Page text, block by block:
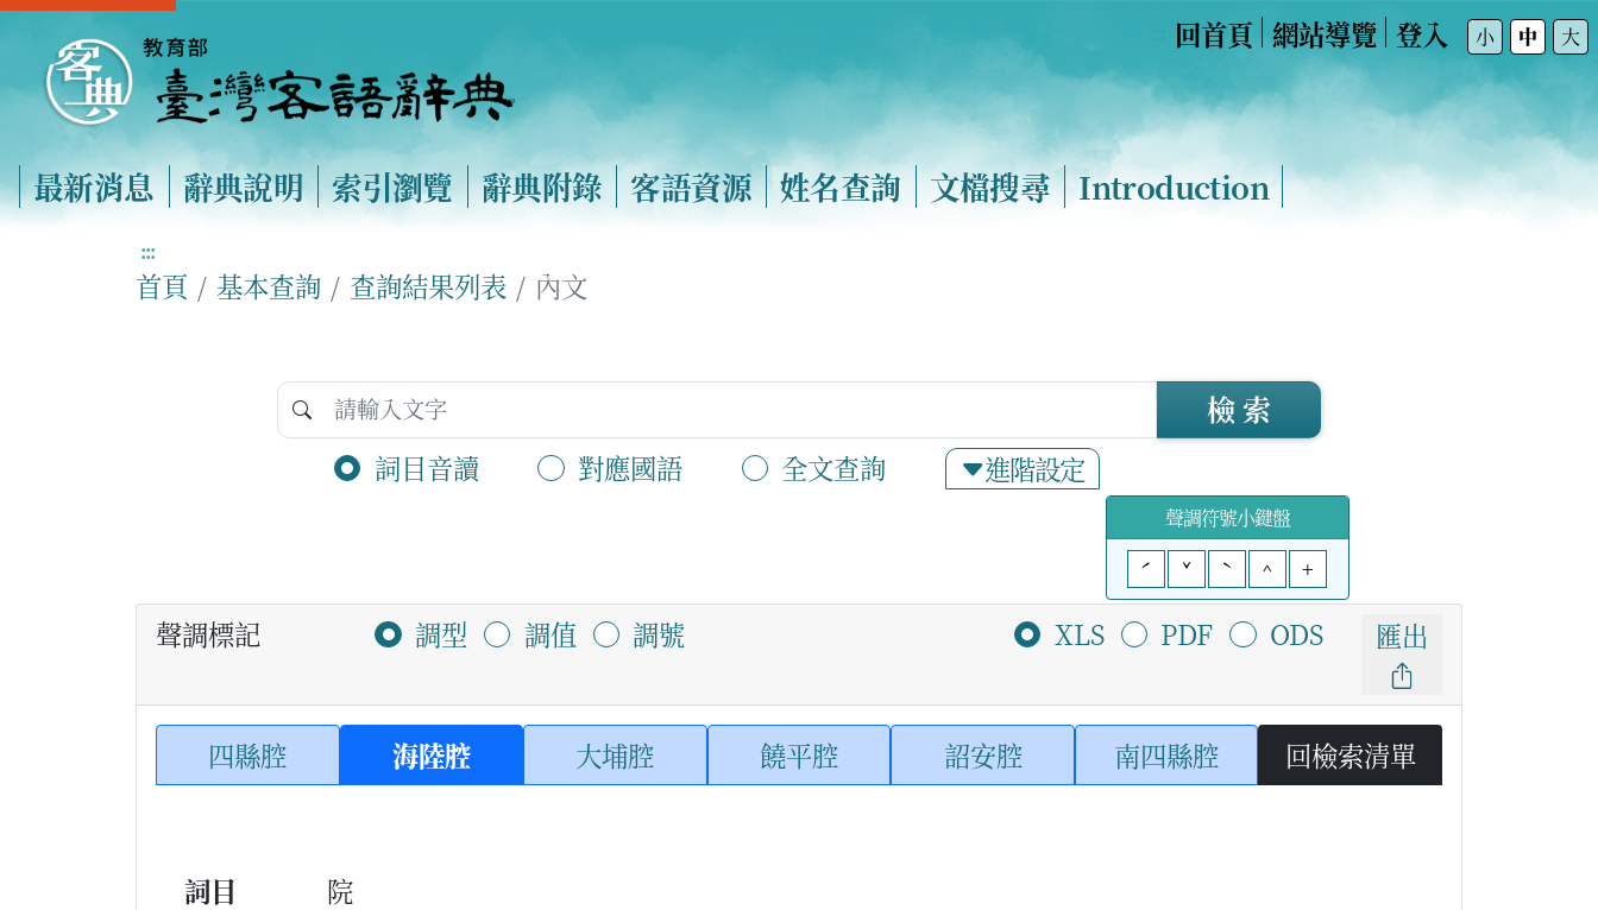
回首頁 網站導覽 登入 小 中 大
最新消息 辭典說明 索引瀏覽 辭典附錄 客語資源 姓名查詢 文檔搜尋 Introduction
:::
首頁 基本查詢 查詢結果列表 內文
詞目音讀 對應國語 全文查詢 進階設定
檢 索
聲調符號小鍵盤
ˊ
ˇ ˋ ^ +
聲調標記 調型 調值 調號 XLS PDF ODS 匯出
四縣腔 海陸腔 大埔腔 饒平腔 詔安腔 南四縣腔 回檢索清單
詞目
院